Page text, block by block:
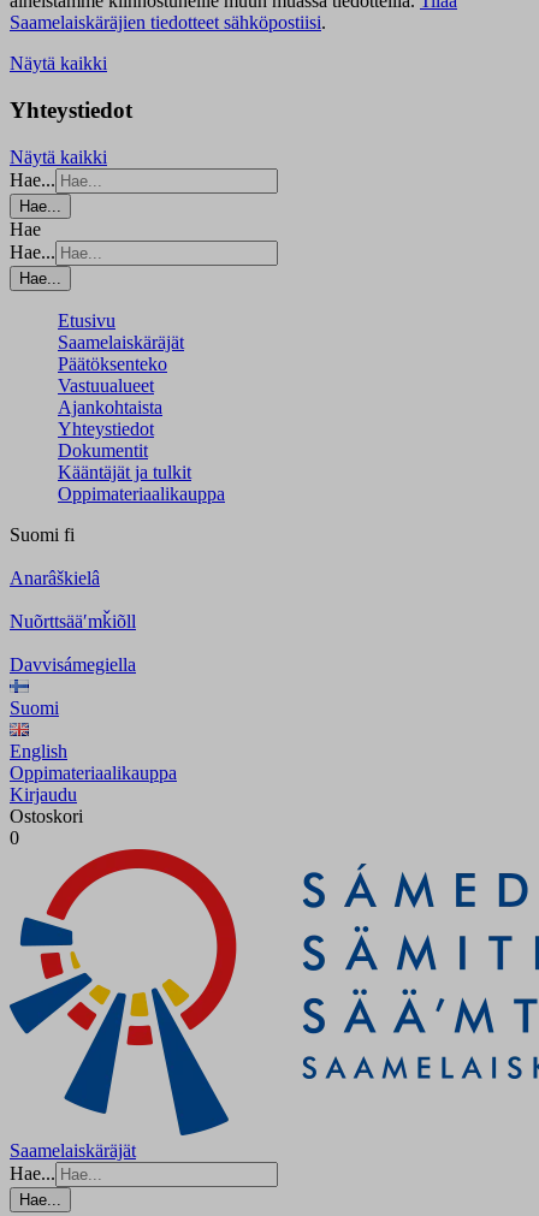
Saamelaiskäräjien tiedotteet sähköpostiisi.
Näytä kaikki
Yhteystiedot
Näytä kaikki
Hae...
Hae...
Hae
Hae...
Hae...
Etusivu
Saamelaiskäräjät
Päätöksenteko
Vastuualueet
Ajankohtaista
Yhteystiedot
Dokumentit
Kääntäjät ja tulkit
Oppimateriaalikauppa
Suomi fi
Anarâškielâ
Nuõrttsääʹmǩiõll
Davvisámegiella
Suomi
English
Oppimateriaalikauppa
Kirjaudu
Ostoskori
0
Saamelaiskäräjät
Hae...
Hae...